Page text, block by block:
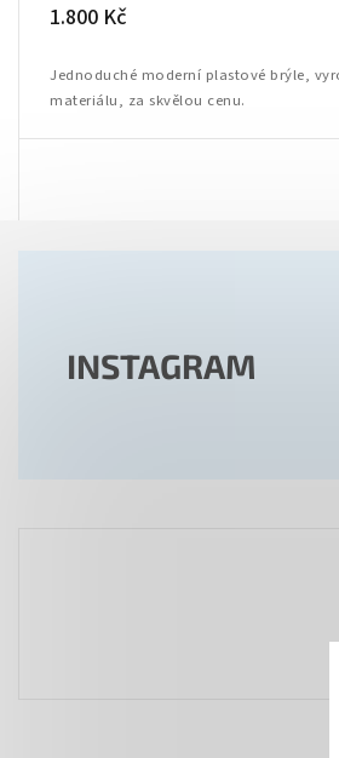
1.800 Kč
Jednoduché moderní plastové brýle,
INSTAGRAM